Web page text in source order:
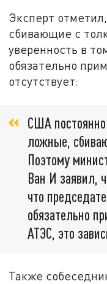
Эксперт
сбивающие с
уверенность в
обязательно
отсутствует:
США
ложные,
Поэтому
Ван И заявил,
что
обязательно
АТЭС, это
Также